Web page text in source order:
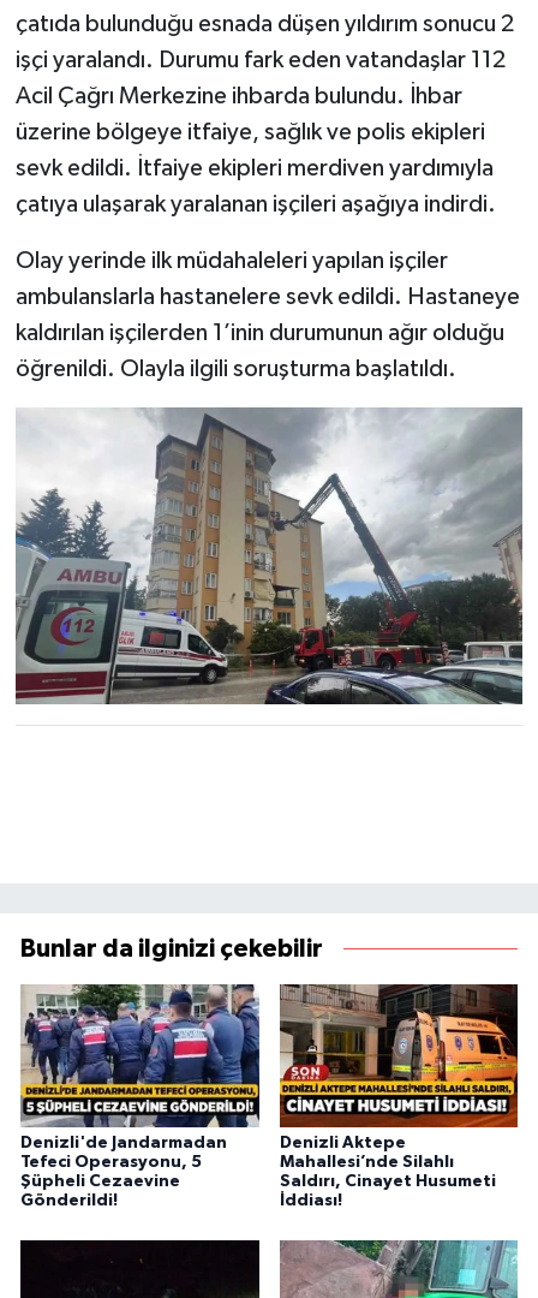
çatıda bulunduğu esnada düşen yıldırım sonucu 2
işçi yaralandı. Durumu fark eden vatandaşlar 112
Acil Çağrı Merkezine ihbarda bulundu. İhbar
üzerine bölgeye itfaiye, sağlık ve polis ekipleri
sevk edildi. İtfaiye ekipleri merdiven yardımıyla
çatıya ulaşarak yaralanan işçileri aşağıya indirdi.
Olay yerinde ilk müdahaleleri yapılan işçiler
ambulanslarla hastanelere sevk edildi. Hastaneye
kaldırılan işçilerden 1’inin durumunun ağır olduğu
öğrenildi. Olayla ilgili soruşturma başlatıldı.
Bunlar da ilginizi çekebilir
Denizli'de Jandarmadan
Tefeci Operasyonu, 5
Şüpheli Cezaevine
Gönderildi!
Denizli Aktepe
Mahallesi’nde Silahlı
Saldırı, Cinayet Husumeti
İddiası!